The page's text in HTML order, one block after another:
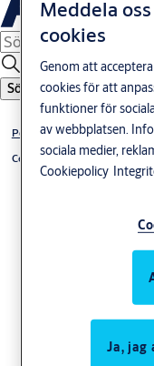
Sök
Porttelefon
Centraler
TC 700M
Meddela
cookies
Genom att
cookies för att
funktioner för
av webbplatsen.
sociala medier,
Cookiepolicy
Ja, jag